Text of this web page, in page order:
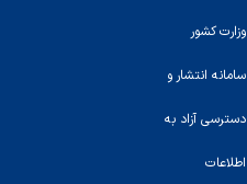
وزارت کشور
سامانه انتشار و
دسترسی آزاد به
اطلاعات